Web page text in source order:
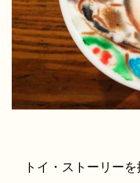
トイ・ストーリーを